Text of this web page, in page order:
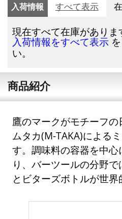
入荷情報 すべて表示
現在すべて在庫がありま
入荷情報をすべて表示
い。
商品紹介
鷹のマークがモチーフ
ムタカ(M-TAKA)による
す。調味料の容器を中
り、バーツールの分野
とビターズボトルが世界